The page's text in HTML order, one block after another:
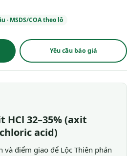
· MSDS/COA theo lô
Yêu cầu báo giá
HCl 32–35% (axit
acid)
và điểm giao để Lộc Thiên phản